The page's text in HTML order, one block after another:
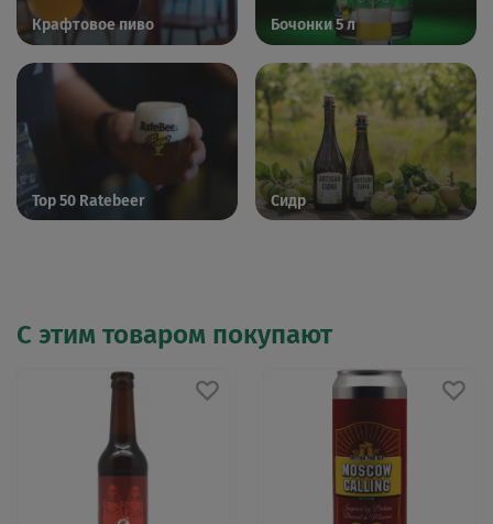
Крафтовое пиво Бочонки 5 л
Top 50 Ratebeer Сидр
С этим товаром покупают